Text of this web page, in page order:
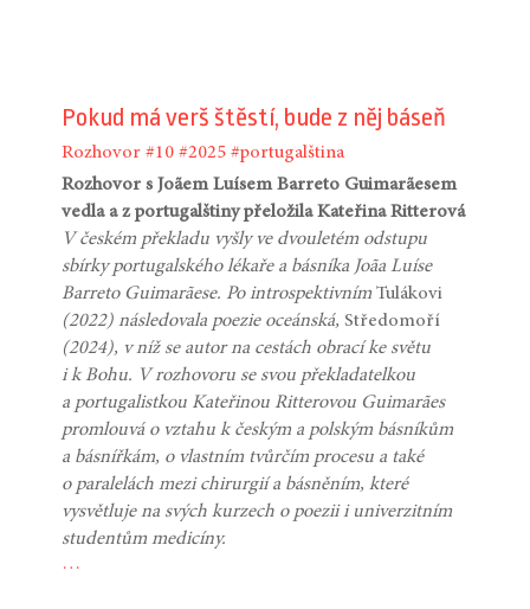
Pokud má verš štěstí, bude z něj báseň
Rozhovor #10 #2025 #portugalština
Rozhovor s Joãem Luísem Barreto Guimarãesem
vedla a z portugalštiny přeložila Kateřina Ritterová
V českém překladu vyšly ve dvouletém odstupu
sbírky portugalského lékaře a básníka Joãa Luíse
Barreto Guimarãese. Po introspektivnímTulákovi
(2022) následovala poezie oceánská,Středomoří
(2024), v níž se autor na cestách obrací ke světu
i k Bohu. V rozhovoru se svou překladatelkou
a portugalistkou Kateřinou Ritterovou Guimarães
promlouvá o vztahu k českým a polským básníkům
a básnířkám, o vlastním tvůrčím procesu a také
o paralelách mezi chirurgií a básněním, které
vysvětluje na svých kurzech o poezii i univerzitním
studentům medicíny.
…